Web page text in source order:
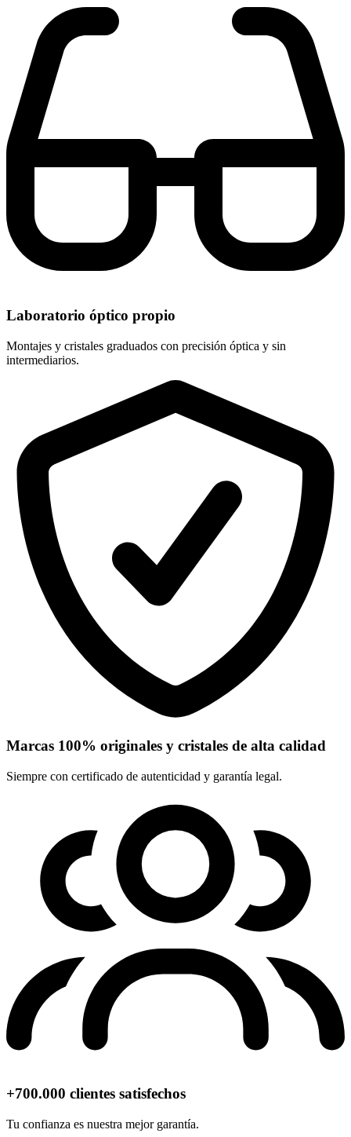
Laboratorio óptico propio
Montajes y cristales graduados con precisión óptica y sin
intermediarios.
Marcas 100% originales y cristales de alta calidad
Siempre con certificado de autenticidad y garantía legal.
+700.000 clientes satisfechos
Tu confianza es nuestra mejor garantía.